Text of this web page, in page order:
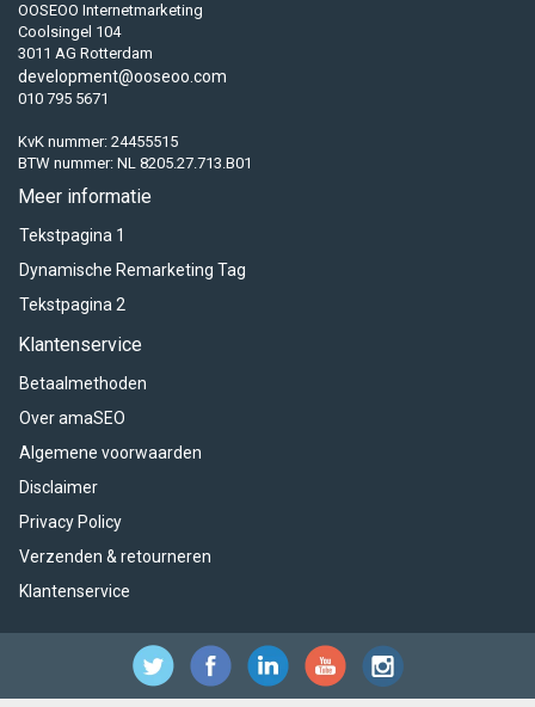
OOSEOO Internetmarketing
Coolsingel 104
3011 AG Rotterdam
development@ooseoo.com
010 795 5671
KvK nummer: 24455515
BTW nummer: NL 8205.27.713.B01
Meer informatie
Tekstpagina 1
Dynamische Remarketing Tag
Tekstpagina 2
Klantenservice
Betaalmethoden
Over amaSEO
Algemene voorwaarden
Disclaimer
Privacy Policy
Verzenden & retourneren
Klantenservice